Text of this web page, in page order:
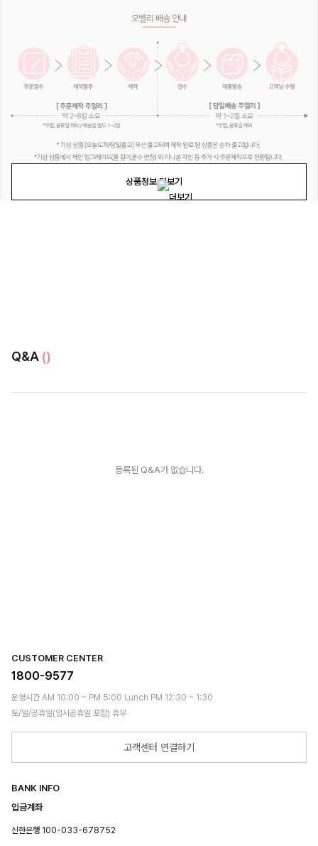
상품정보 더보기
Q&A ()
등록된 Q&A가 없습니다.
CUSTOMER CENTER
1800-9577
운영시간 AM 10:00 ~ PM 5:00 Lunch PM 12:30 ~ 1:30
토/일/공휴일(임시공휴일 포함) 휴무
고객센터 연결하기
BANK INFO
입금계좌
신한은행 100-033-678752